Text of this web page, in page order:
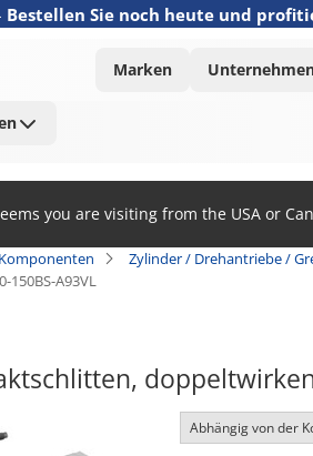
Bestellen Sie noch heute und
Marken
you are visiting from the USA or
Zylinder / Drehantriebe /
150BS-A93VL
Abhängig von der